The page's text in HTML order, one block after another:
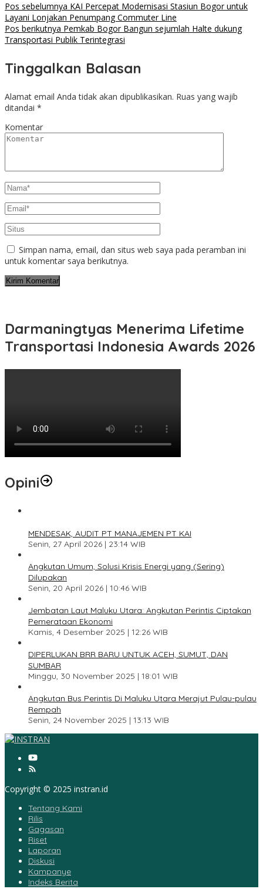
Pos sebelumnya KAI Percepat Modernisasi Stasiun Bogor untuk
Layani Lonjakan Penumpang Commuter Line
Pos berikutnya Pemkab Bogor Bangun sejumlah Halte dukung
Transportasi Publik Terintegrasi
Tinggalkan Balasan
Alamat email Anda tidak akan dipublikasikan. Ruas yang wajib
ditandai *
Komentar
Simpan nama, email, dan situs web saya pada peramban ini
untuk komentar saya berikutnya.
Darmaningtyas Menerima Lifetime
Transportasi Indonesia Awards 2026
Opini
MENDESAK, AUDIT PT MANAJEMEN PT KAI
Senin, 27 April 2026 | 23:14 WIB
Angkutan Umum, Solusi Krisis Energi yang (Sering)
Dilupakan
Senin, 20 April 2026 | 10:46 WIB
Jembatan Laut Maluku Utara: Angkutan Perintis Ciptakan
Pemerataan Ekonomi
Kamis, 4 Desember 2025 | 12:26 WIB
DIPERLUKAN BRR BARU UNTUK ACEH, SUMUT, DAN
SUMBAR
Minggu, 30 November 2025 | 18:01 WIB
Angkutan Bus Perintis Di Maluku Utara Merajut Pulau-pulau
Rempah
Senin, 24 November 2025 | 13:13 WIB
Copyright © 2025 instran.id
Tentang Kami
Rilis
Gagasan
Riset
Laporan
Diskusi
Kampanye
Indeks Berita